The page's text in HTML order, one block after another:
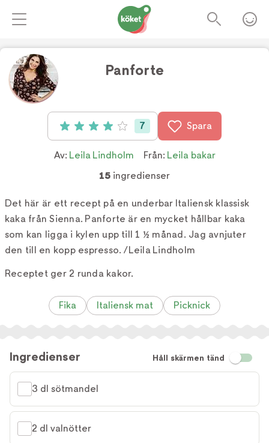
Panforte
Betyg: 4 av 5 (7 röster)
7 Spara
Av: Leila Lindholm Från: Leila bakar
15 ingredienser
Det här är ett recept på en underbar Italiensk klassisk
kaka från Sienna. Panforte är en mycket hållbar kaka
som kan ligga i kylen upp till 1 ½ månad. Jag avnjuter
den till en kopp espresso. /Leila Lindholm
Receptet ger 2 runda kakor.
Fika Italiensk mat Picknick
Ingredienser Håll skärmen tänd
3 dl sötmandel
2 dl valnötter